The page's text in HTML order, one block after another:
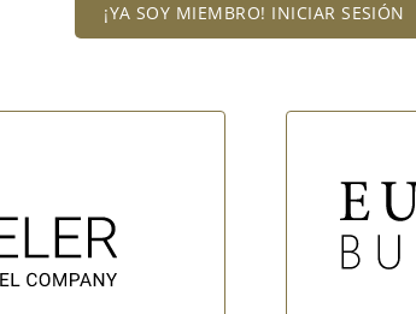
¡YA SOY MIEMBRO! INICIAR SESIÓN